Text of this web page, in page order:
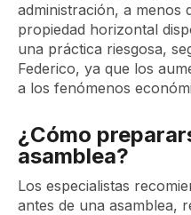
administración, a menos
propiedad horizontal
una práctica riesgosa,
Federico, ya que los
a los fenómenos
¿Cómo
asamblea?
Los especialistas
antes de una asamblea,